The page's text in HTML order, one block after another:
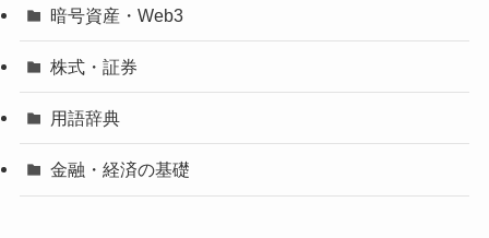
暗号資産・Web3
株式・証券
用語辞典
金融・経済の基礎